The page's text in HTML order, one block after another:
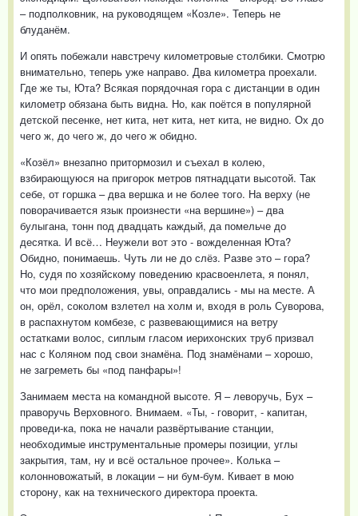
– подполковник, на руководящем «Козле». Теперь не
блуданём.
И опять побежали навстречу километровые столбики. Смотрю
внимательно, теперь уже направо. Два километра проехали.
Где же ты, Юта? Всякая порядочная гора с дистанции в один
километр обязана быть видна. Но, как поётся в популярной
детской песенке, нет кита, нет кита, нет кита, не видно. Ох до
чего ж, до чего ж, до чего ж обидно.
«Козёл» внезапно притормозил и съехал в колею,
взбирающуюся на пригорок метров пятнадцати высотой. Так
себе, от горшка – два вершка и не более того. На верху (не
поворачивается язык произнести «на вершине») – два
булыгана, тонн под двадцать каждый, да помельче до
десятка. И всё… Неужели вот это - вожделенная Юта?
Обидно, понимаешь. Чуть ли не до слёз. Разве это – гора?
Но, судя по хозяйскому поведению красвоенлета, я понял,
что мои предположения, увы, оправдались - мы на месте. А
он, орёл, соколом взлетел на холм и, входя в роль Суворова,
в распахнутом комбезе, с развевающимися на ветру
остатками волос, сиплым гласом иерихонских труб призвал
нас с Коляном под свои знамёна. Под знамёнами – хорошо,
не загреметь бы «под панфары»!
Занимаем места на командной высоте. Я – леворучь, Бух –
праворучь Верховного. Внимаем. «Ты, - говорит, - капитан,
проведи-ка, пока не начали развёртывание станции,
необходимые инструментальные промеры позиции, углы
закрытия, там, ну и всё остальное прочее». Колька –
колонновожатый, в локации – ни бум-бум. Кивает в мою
сторону, как на технического директора проекта.